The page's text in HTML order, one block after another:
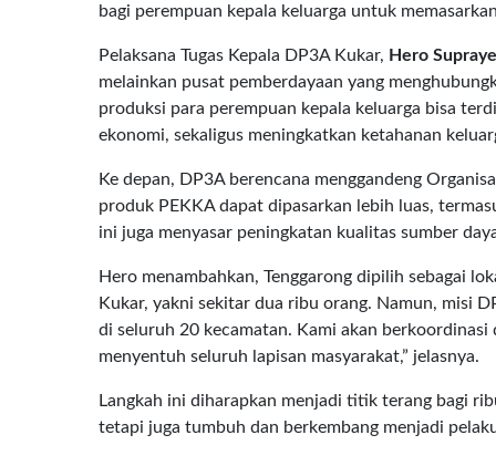
bagi perempuan kepala keluarga untuk
Pelaksana Tugas Kepala DP3A Kukar, Hero
melainkan pusat pemberdayaan yang
produksi para perempuan kepala keluarga bisa
ekonomi, sekaligus meningkatkan ketahanan
Ke depan, DP3A berencana menggandeng
produk PEKKA dapat dipasarkan lebih luas,
ini juga menyasar peningkatan kualitas sumber
Hero menambahkan, Tenggarong dipilih sebagai
Kukar, yakni sekitar dua ribu orang. Namun, misi
di seluruh 20 kecamatan. Kami akan
menyentuh seluruh lapisan masyarakat,” jelasnya.
Langkah ini diharapkan menjadi titik terang bagi
tetapi juga tumbuh dan berkembang menjadi